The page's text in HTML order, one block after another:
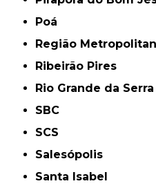
Poá
Região
Ribeirão Pires
Rio Grande da Serra
SBC
SCS
Salesópolis
Santa Isabel